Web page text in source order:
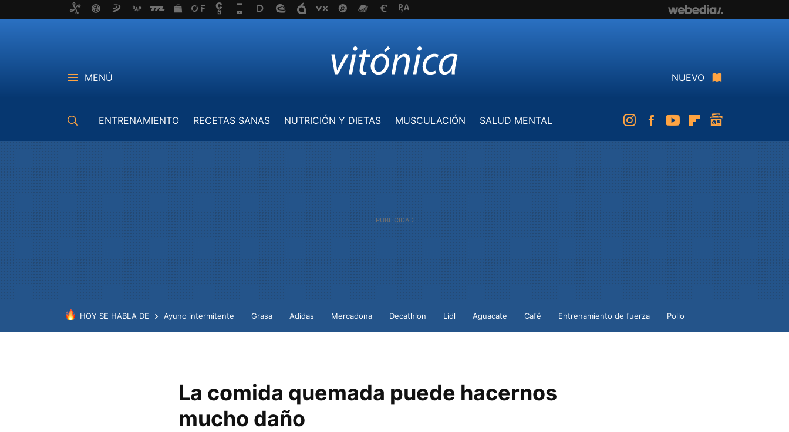
MENÚ NUEVO
ENTRENAMIENTO RECETAS SANAS NUTRICIÓN Y DIETAS MUSCULACIÓN
SALUD MENTAL
InstagramFacebookYoutubeFlipboard
HOY SE HABLA DE Ayuno intermitente Grasa Adidas Mercadona Decathlon Lidl Aguacate Café Entrenamiento de fuerza Pollo
La comida quemada puede hacernos
mucho daño